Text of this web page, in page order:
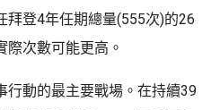
拜登4年任期總量(555次)的26
際次數可能更高。
行動的最主要戰場。在持續39